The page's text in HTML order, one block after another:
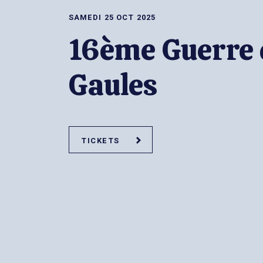
SAMEDI 25 OCT 2025
16ème Guerre
Gaules
TICKETS